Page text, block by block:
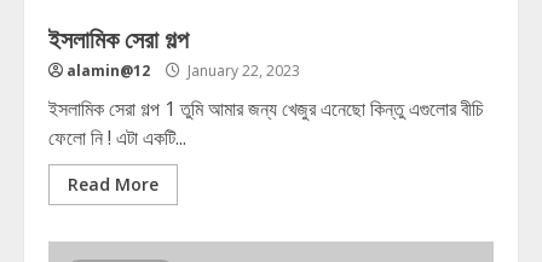
ইসলামিক সেরা গল্প
alamin@12 January 22, 2023
ইসলামিক সেরা গল্প 1 তুমি আমার জন্য খেজুর এনেছো কিন্তু এগুলোর বীচি
ফেলো নি ! এটা একটি...
Read More